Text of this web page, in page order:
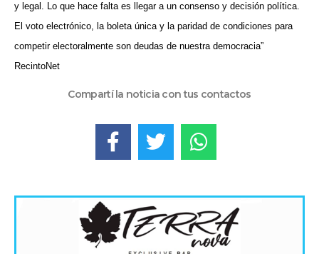
y legal. Lo que hace falta es llegar a un consenso y decisión política.
El voto electrónico, la boleta única y la paridad de condiciones para
competir electoralmente son deudas de nuestra democracia”
RecintoNet
Compartí la noticia con tus contactos